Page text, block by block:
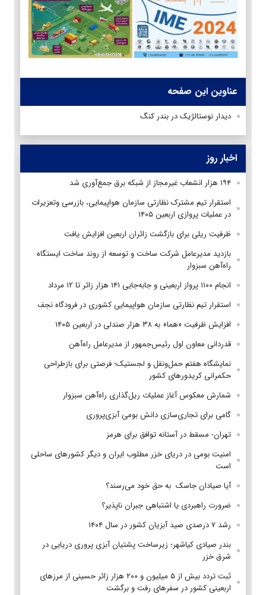
عناوین این صفحه
دیدار نوستالژیک در بندر کنگ
اخبار روز
۱۹۴ هزار انشعاب غیرمجاز از شبکه برق جمع‌آوری شد
استقرار تیم مشترک نظارتی سازمان هواپیمایی، بازرسی وتعزیرات
در عملیات پروازی اربعین ۱۴۰۵
ظرفیت ریلی برای بازگشت زائران اربعین افزایش یافت
بازدید مدیرعامل شرکت ساخت و توسعه از روند ساخت ایستگاه
راه‌آهن سبزوار
انجام ۱۱۰۰ پرواز اربعینی و جابه‌جایی ۱۴۱ هزار زائر تا ۱۲ مرداد
استقرار تیم‌ نظارتی سازمان هواپیمایی کشوری در فرودگاه نجف
افزایش ظرفیت «هما» به ۳۸ هزار صندلی در اربعین ۱۴۰۵
قدردانی معاون اول رئیس‌جمهور از مدیرعامل راه‌آهن
نمایشگاه هفتم حمل‌ونقل و لجستیک؛ فرصتی برای بازطراحی
حکمرانی کریدورهای کشور
شمارش معکوس آغاز عملیات ریل‌گذاری راه‌آهن سبزوار
گامی برای تجاری‌سازی دانش بومی آبزی‌پروری
تهران- مسقط در آستانه توافق برای هرمز
امنیت بومی در دریای خزر مطلوب ایران و دیگر کشورهای ساحلی
است
آیا صیادان جاسک به حق خود می‌رسند؟
ضرورت راهبردی یا اشتباهی جبران ناپذیر؟
رشد ۷ درصدی صید آبزیان کشور در سال ۱۴۰۴
بندر صیادی کیاشهر؛ زیرساخت پشتیان آبزی پروری دریایی در
شرق خزر
ثبت تردد بیش از ۵ میلیون و ۲۰۰ هزار زائر حسینی از مرزهای
اربعینی کشور در سفرهای رفت و برگشت